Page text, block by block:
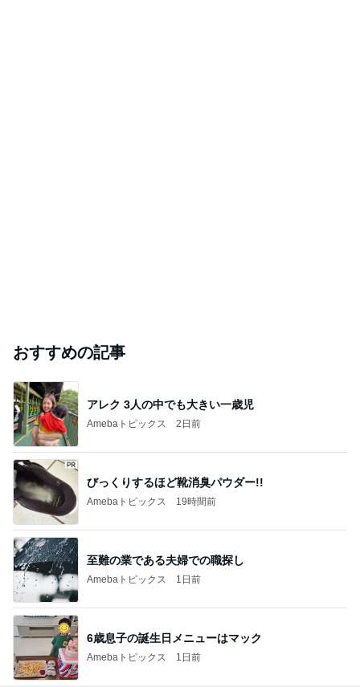
おすすめの記事
アレク 3人の中でも大きい一歳児
Amebaトピックス 2日前
びっくりするほど靴消臭パウダー!!
Amebaトピックス 19時間前
至難の業である夫婦での職探し
Amebaトピックス 1日前
6歳息子の誕生日メニューはマック
Amebaトピックス 1日前